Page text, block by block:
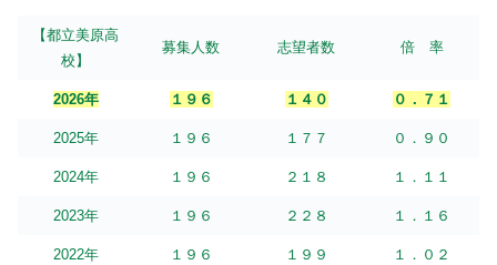
【都立美原高
校】
募集人数 志望者数 倍 率
2026年 １９６ １４０ ０．７１
2025年 １９６ １７７ ０．９０
2024年 １９６ ２１８ １．１１
2023年 １９６ ２２８ １．１６
2022年 １９６ １９９ １．０２